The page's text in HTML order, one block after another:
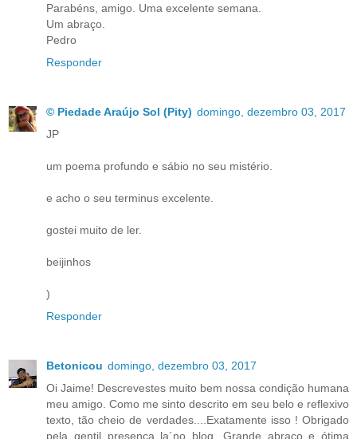
Parabéns, amigo. Uma excelente semana.
Um abraço.
Pedro
Responder
© Piedade Araújo Sol (Pity) domingo, dezembro 03, 2017
JP
um poema profundo e sábio no seu mistério.
e acho o seu terminus excelente.
gostei muito de ler.
beijinhos
)
Responder
Betonicou domingo, dezembro 03, 2017
Oi Jaime! Descrevestes muito bem nossa condição humana
meu amigo. Como me sinto descrito em seu belo e reflexivo
texto, tão cheio de verdades....Exatamente isso ! Obrigado
pela gentil presença la´no blog. Grande abraço e ótima